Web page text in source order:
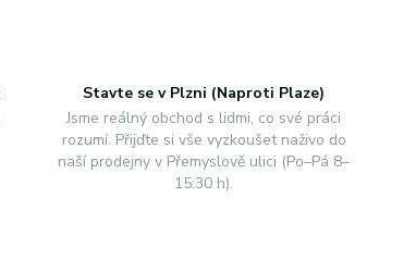
Stavte se v Plzni (Naproti Plaze)
Jsme reálný obchod s lidmi, co své práci
rozumí. Přijďte si vše vyzkoušet naživo do
naší prodejny v Přemyslově ulici (Po–Pá 8–
15:30 h).